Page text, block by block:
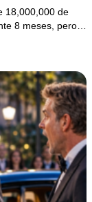
18,000,000 de
8 meses, pero…